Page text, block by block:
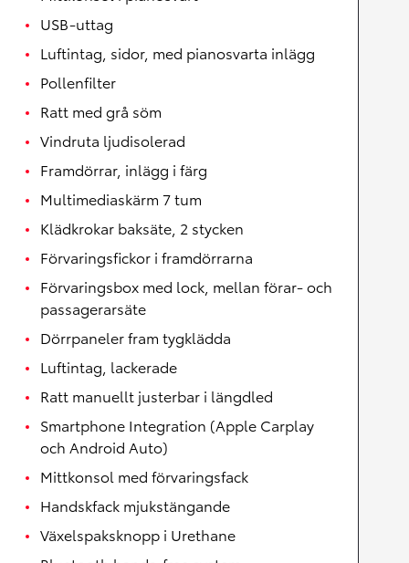
USB-uttag
Luftintag, sidor, med pianosvarta inlägg
Pollenfilter
Ratt med grå söm
Vindruta ljudisolerad
Framdörrar, inlägg i färg
Multimediaskärm 7 tum
Klädkrokar baksäte, 2 stycken
Förvaringsfickor i framdörrarna
Förvaringsbox med lock, mellan förar- och
passagerarsäte
Dörrpaneler fram tygklädda
Luftintag, lackerade
Ratt manuellt justerbar i längdled
Smartphone Integration (Apple Carplay
och Android Auto)
Mittkonsol med förvaringsfack
Handskfack mjukstängande
Växelspaksknopp i Urethane